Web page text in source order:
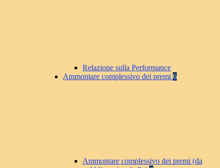
Relazione sulla Performance
Ammontare complessivo dei premi 6
Ammontare complessivo dei premi (da